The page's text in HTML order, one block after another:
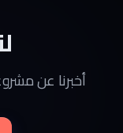
أخبرنا عن